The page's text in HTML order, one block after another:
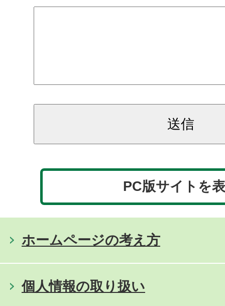
PC版サイトを
ホームページの考え方
個人情報の取り扱い